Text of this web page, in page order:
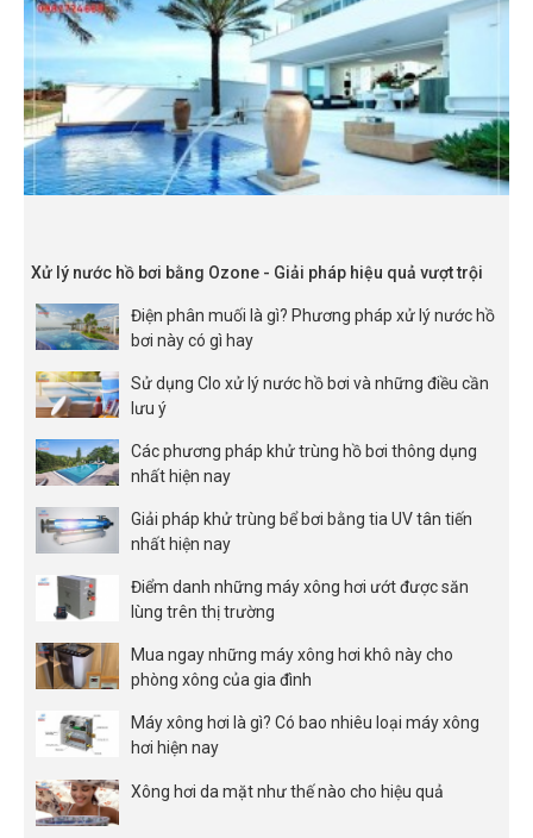
Xử lý nước hồ bơi bằng Ozone - Giải pháp hiệu quả vượt trội
Điện phân muối là gì? Phương pháp xử lý nước hồ
bơi này có gì hay
Sử dụng Clo xử lý nước hồ bơi và những điều cần
lưu ý
Các phương pháp khử trùng hồ bơi thông dụng
nhất hiện nay
Giải pháp khử trùng bể bơi bằng tia UV tân tiến
nhất hiện nay
Điểm danh những máy xông hơi ướt được săn
lùng trên thị trường
Mua ngay những máy xông hơi khô này cho
phòng xông của gia đình
Máy xông hơi là gì? Có bao nhiêu loại máy xông
hơi hiện nay
Xông hơi da mặt như thế nào cho hiệu quả